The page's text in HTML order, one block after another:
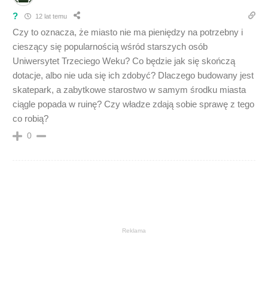
? 12 lat temu
Czy to oznacza, że miasto nie ma pieniędzy na potrzebny i
cieszący się popularnością wśród starszych osób
Uniwersytet Trzeciego Weku? Co będzie jak się skończą
dotacje, albo nie uda się ich zdobyć? Dlaczego budowany jest
skatepark, a zabytkowe starostwo w samym środku miasta
ciągle popada w ruinę? Czy władze zdają sobie sprawę z tego
co robią?
0
Reklama